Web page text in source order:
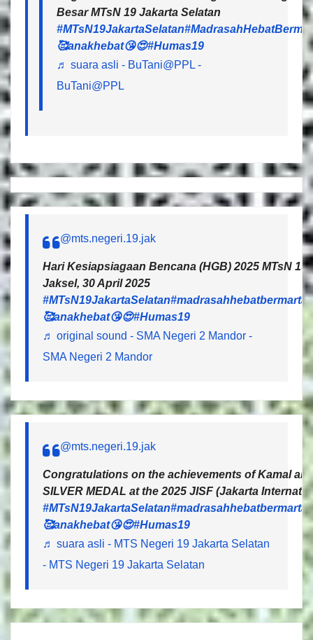
Besar MTsN 19 Jakarta Selatan
#MTsN19JakartaSelatan
🥰anakhebat😘😍#Humas19
♬ suara asli - BuTani@PPL -
BuTani@PPL
@mts.negeri.19.jak
Hari Kesiapsiagaan Bencana (HGB) 2025 MTsN
Jaksel, 30 April 2025
#MTsN19JakartaSelatan
🥰anakhebat😘😍#Humas19
♬ original sound - SMA Negeri 2 Mandor -
SMA Negeri 2 Mandor
@mts.negeri.19.jak
Congratulations on the achievements of Kamal
SILVER MEDAL at the 2025 JISF (Jakarta
#MTsN19JakartaSelatan
🥰anakhebat😘😍#Humas19
♬ suara asli - MTS Negeri 19 Jakarta Selatan
- MTS Negeri 19 Jakarta Selatan